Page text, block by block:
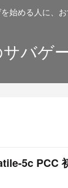
始める人に、
バゲ
5c PCC